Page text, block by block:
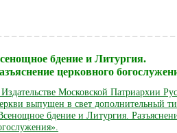
бдение и Литургия.
церковного
Московской Патриархии
выпущен в свет дополнительный
бдение и Литургия.